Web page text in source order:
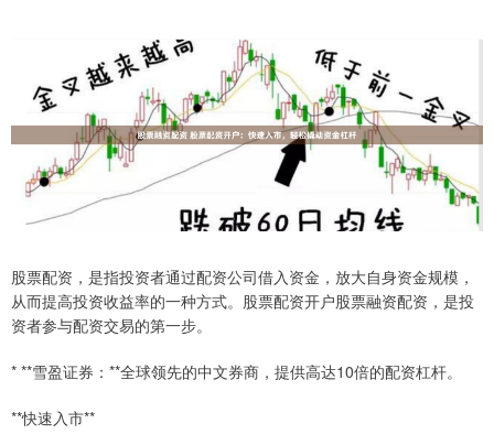
股票配资，是指投资者通过配资公司借入资金，放大自身资金规模，
从而提高投资收益率的一种方式。股票配资开户股票融资配资，是投
资者参与配资交易的第一步。
* **雪盈证券：**全球领先的中文券商，提供高达10倍的配资杠杆。
**快速入市**